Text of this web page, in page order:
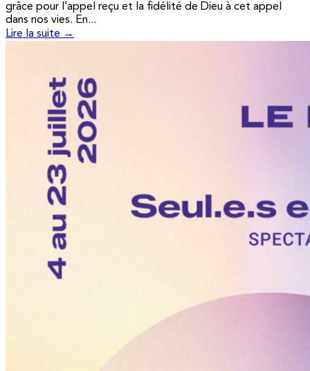
grâce pour l’appel reçu et la fidélité de Dieu à cet appel
dans nos vies. En...
Lire la suite →